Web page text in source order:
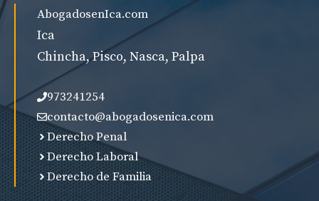
AbogadosenIca.com
Ica
Chincha, Pisco, Nasca, Palpa
973241254
contacto@abogadosenica.com
Derecho Penal
Derecho Laboral
Derecho de Familia